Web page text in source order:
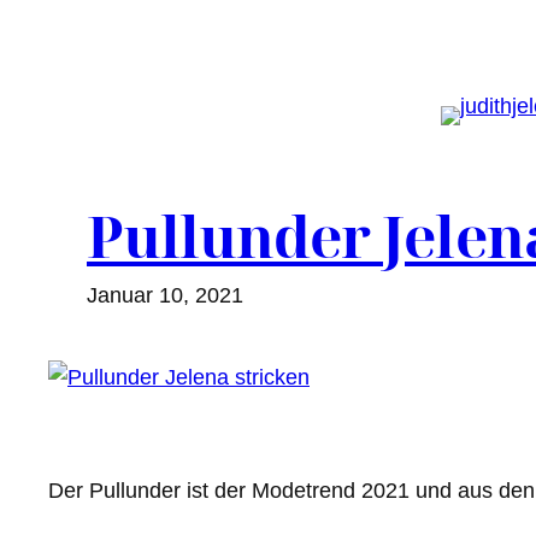
Pullunder
Januar 10, 2021
Der Pullunder ist der Modetrend 2021 und aus